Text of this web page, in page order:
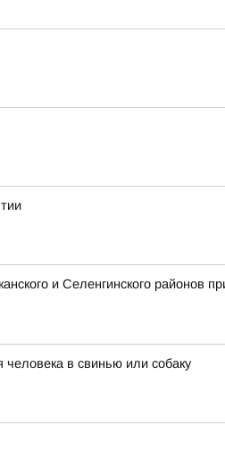
и Селенгинского районов
в свинью или собаку